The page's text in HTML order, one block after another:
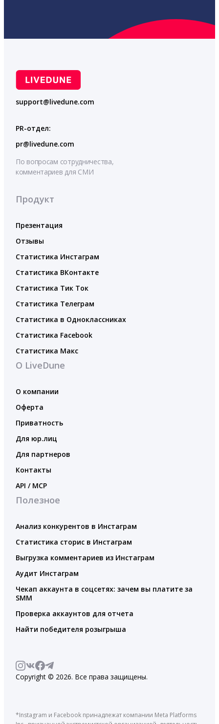
support@livedune.com
PR-отдел:
pr@livedune.com
По вопросам сотрудничества,
комментариев для СМИ
Продукт
Презентация
Отзывы
Статистика Инстаграм
Статистика ВКонтакте
Статистика Тик Ток
Статистика Телеграм
Статистика в Одноклассниках
Статистика Facebook
Статистика Макс
О LiveDune
О компании
Оферта
Приватность
Для юр.лиц
Для партнеров
Контакты
API / MCP
Полезное
Анализ конкурентов в Инстаграм
Статистика сторис в Инстаграм
Выгрузка комментариев из Инстаграм
Аудит Инстаграм
Чекап аккаунта в соцсетях: зачем вы платите за
SMM
Проверка аккаунтов для отчета
Найти победителя розыгрыша
Copyright © 2026. Все права защищены.
*Instagram и Facebook принадлежат компании Meta Platforms